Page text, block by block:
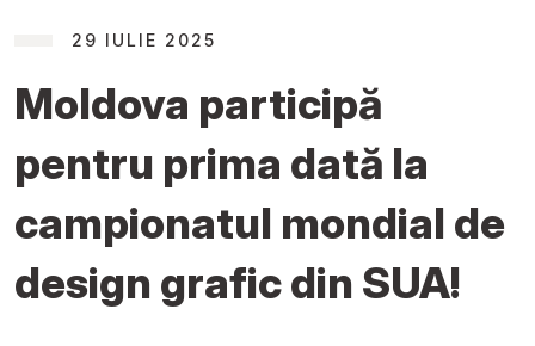
29 IULIE 2025
Moldova participă
pentru prima dată la
campionatul mondial de
design grafic din SUA!